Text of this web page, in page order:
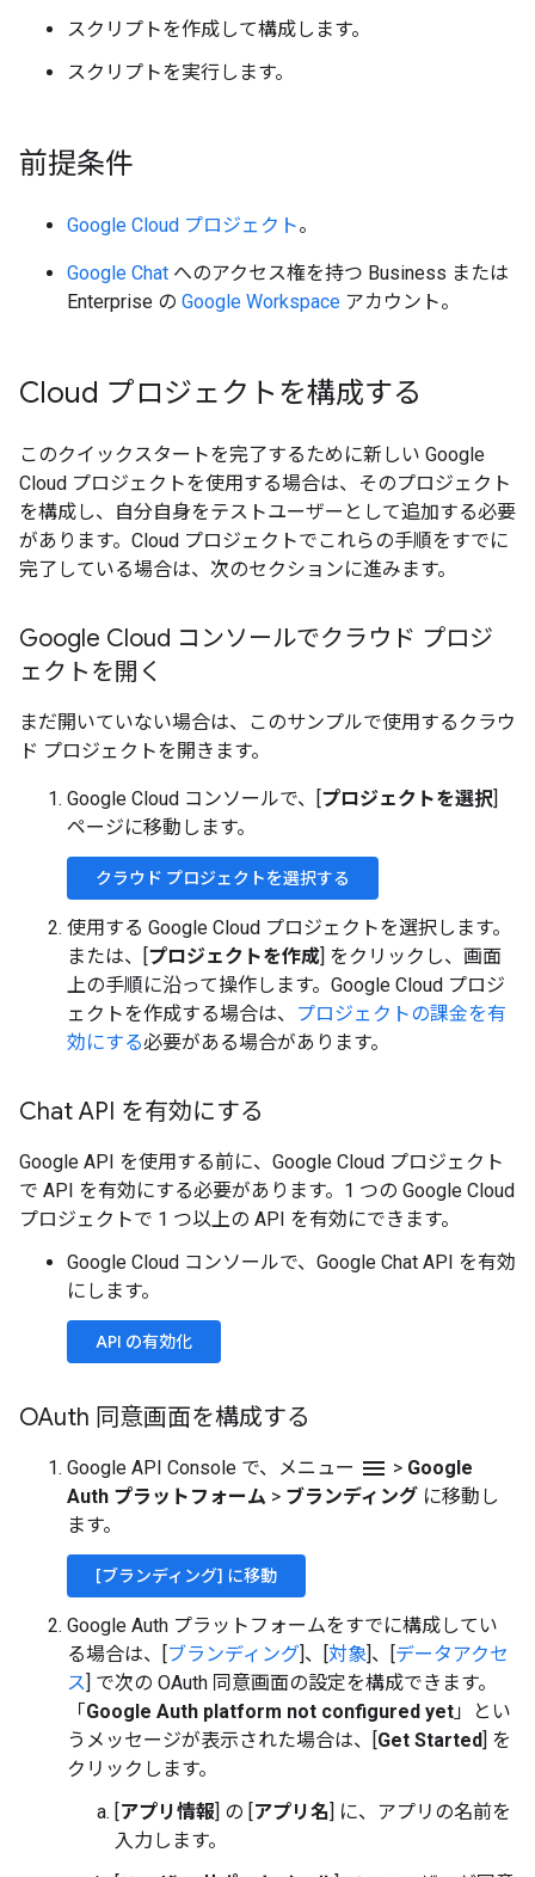
スクリプトを作成して構成します。
スクリプトを実行します。
前提条件
Google Cloud プロジェクト。
Google Chat へのアクセス権を持つ Business または
Enterprise の Google Workspace アカウント。
Cloud プロジェクトを構成する
このクイックスタートを完了するために新しい Google
Cloud プロジェクトを使用する場合は、そのプロジェクト
を構成し、自分自身をテストユーザーとして追加する必要
があります。Cloud プロジェクトでこれらの手順をすでに
完了している場合は、次のセクションに進みます。
Google Cloud コンソールでクラウド プロジ
ェクトを開く
まだ開いていない場合は、このサンプルで使用するクラウ
ド プロジェクトを開きます。
Google Cloud コンソールで、[プロジェクトを選択]
ページに移動します。
クラウド プロジェクトを選択する
使用する Google Cloud プロジェクトを選択します。
または、[プロジェクトを作成] をクリックし、画面
上の手順に沿って操作します。Google Cloud プロジ
ェクトを作成する場合は、
プロジェクトの課金を有
効にする必要がある場合があります。
Chat API を有効にする
Google API を使用する前に、Google Cloud プロジェクト
で API を有効にする必要があります。1 つの Google Cloud
プロジェクトで 1 つ以上の API を有効にできます。
Google Cloud コンソールで、Google Chat API を有効
にします。
API の有効化
OAuth 同意画面を構成する
Google API Console で、メニュー menu > Google
Auth プラットフォーム > ブランディング に移動し
ます。
[ブランディング] に移動
Google Auth プラットフォームをすでに構成してい
る場合は、[ブランディング]、[対象]、[データアクセ
ス] で次の OAuth 同意画面の設定を構成できます。
「Google Auth platform not configured yet」とい
うメッセージが表示された場合は、[Get Started] を
クリックします。
[アプリ情報] の [アプリ名] に、アプリの名前を
入力します。